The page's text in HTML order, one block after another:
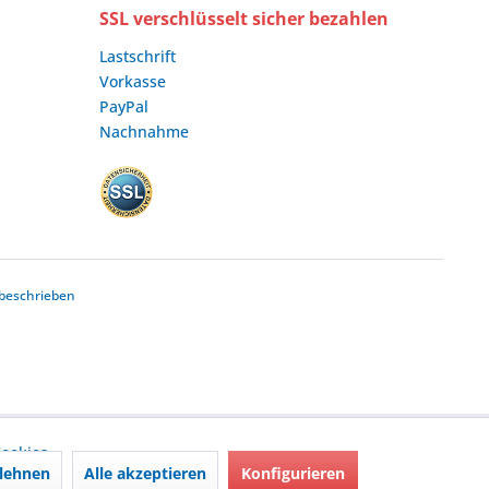
SSL verschlüsselt sicher bezahlen
Lastschrift
Vorkasse
PayPal
Nachnahme
Alle akzeptieren Konfigurieren